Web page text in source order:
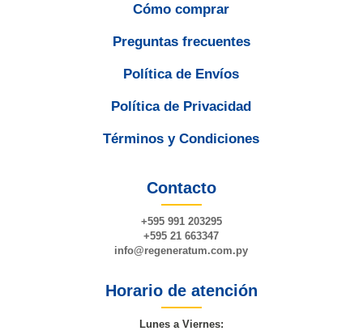
Cómo comprar
Preguntas frecuentes
Política de Envíos
Política de Privacidad
Términos y Condiciones
Contacto
+595 991 203295
+595 21 663347
info@regeneratum.com.py
Horario de atención
Lunes a Viernes: